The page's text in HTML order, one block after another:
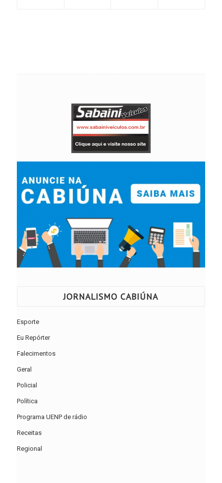
JORNALISMO CABIÚNA
Esporte
Eu Repórter
Falecimentos
Geral
Policial
Política
Programa UENP de rádio
Receitas
Regional